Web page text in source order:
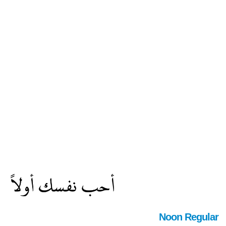
Noon Regular